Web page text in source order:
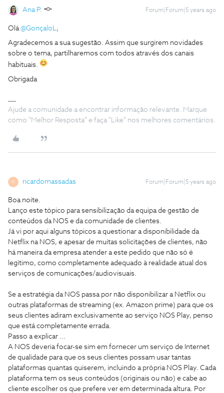
Ana P. Forum|Forum|5 years ago
Olá@GonçaloL,
Agradecemos a sua sugestão. Assim que surgirem novidades
sobre o tema, partilharemos com todos através dos canais
habituais.
Obrigada
Ajude a comunidade a encontrar informação relevante. Marque
como "Melhor Resposta" e faça "Like" nos melhores comentários.
R ricardomassadas Forum|Forum|5 years ago
Boa noite.
Lanço este tópico para sensibilização da equipa de gestão de
conteúdos da NOS e da comunidade de clientes.
Já vi por aqui alguns tópicos a questionar a disponibilidade da
Netflix na NOS, e apesar de muitas solicitações de clientes, não
há maneira da empresa atender a este pedido que não só é
legítimo, como completamente adequado à realidade atual dos
serviços de comunicações/audiovisuais.
Se a estratégia da NOS passa por não disponibilizar a Netflix ou
outras plataformas de streaming (ex. Amazon prime) para que os
seus clientes adiram exclusivamente ao serviço NOS Play, penso
que está completamente errada.
Passo a explicar ...
A NOS deveria focar-se sim em fornecer um serviço de Internet
de qualidade para que os seus clientes possam usar tantas
plataformas quantas quiserem, incluindo a própria NOS Play. Cada
plataforma tem os seus conteúdos (originais ou não) e cabe ao
cliente escolher os que prefere ver em determinada altura. Por